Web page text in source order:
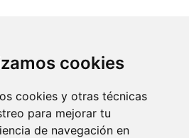
cookies
cookies y otras técnicas
para mejorar tu
de navegación en